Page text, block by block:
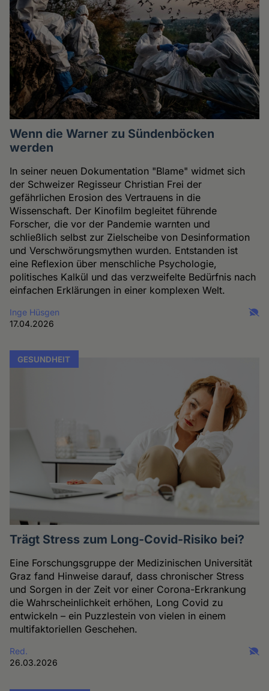
Wenn die Warner zu Sündenböcken
werden
In seiner neuen Dokumentation "Blame" widmet sich
der Schweizer Regisseur Christian Frei der
gefährlichen Erosion des Vertrauens in die
Wissenschaft. Der Kinofilm begleitet führende
Forscher, die vor der Pandemie warnten und
schließlich selbst zur Zielscheibe von Desinformation
und Verschwörungsmythen wurden. Entstanden ist
eine Reflexion über menschliche Psychologie,
politisches Kalkül und das verzweifelte Bedürfnis nach
einfachen Erklärungen in einer komplexen Welt.
Inge Hüsgen
17.04.2026
GESUNDHEIT
Trägt Stress zum Long-Covid-Risiko bei?
Eine Forschungsgruppe der Medizinischen Universität
Graz fand Hinweise darauf, dass chronischer Stress
und Sorgen in der Zeit vor einer Corona-Erkrankung
die Wahrscheinlichkeit erhöhen, Long Covid zu
entwickeln – ein Puzzlestein von vielen in einem
multifaktoriellen Geschehen.
Red.
26.03.2026